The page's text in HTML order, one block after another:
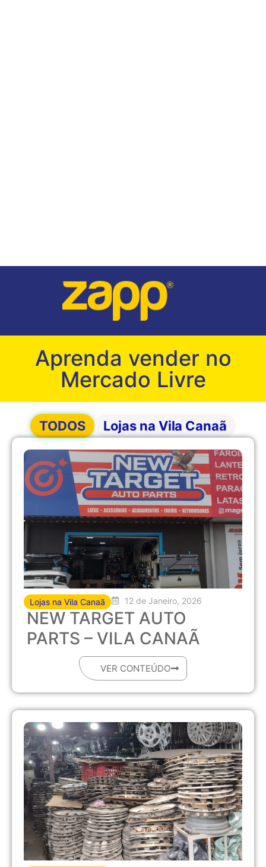
Aprenda vender no
Mercado Livre
Lojas na Vila Canaã
TODOS
Lojas na Vila Canaã 12 de Janeiro, 2026
NEW TARGET AUTO
PARTS – VILA CANAÃ
VER CONTEÚDO